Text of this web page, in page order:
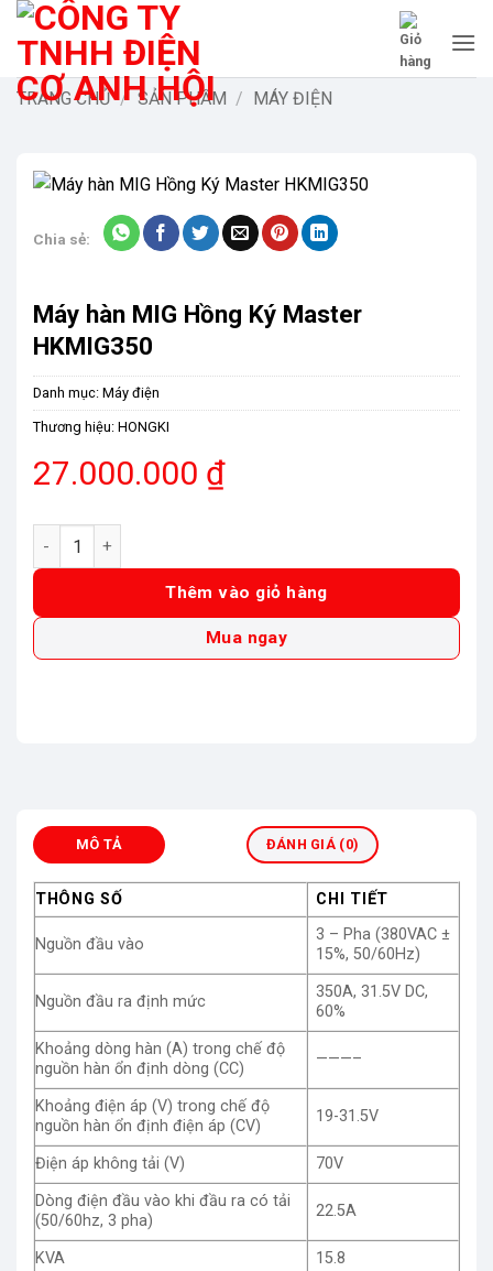
Bỏ
qua
dungTRANG CHỦ / SẢN PHẨM / MÁY ĐIỆN
Chia sẻ:
Máy hàn MIG Hồng Ký Master
HKMIG350
Danh mục: Máy điện
Thương hiệu: HONGKI
27.000.000 ₫
Máy hàn MIG Hồng Ký Master HKMIG350 số lượng
Thêm vào giỏ hàng
Mua ngay
MÔ TẢ ĐÁNH GIÁ (0)
THÔNG SỐ CHI TIẾT
Nguồn đầu vào
3 – Pha (380VAC ±
15%, 50/60Hz)
Nguồn đầu ra định mức
350A, 31.5V DC,
60%
Khoảng dòng hàn (A) trong chế độ
nguồn hàn ổn định dòng (CC)
———–
Khoảng điện áp (V) trong chế độ
nguồn hàn ổn định điện áp (CV)
19-31.5V
Điện áp không tải (V)
70V
Dòng điện đầu vào khi đầu ra có tải
(50/60hz, 3 pha)
22.5A
KVA
15.8